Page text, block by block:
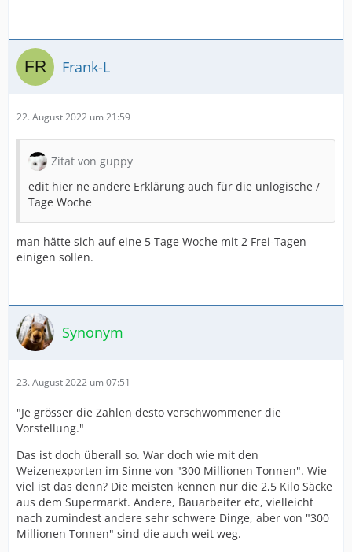
Frank-L
22. August 2022 um 21:59
Zitat von guppy
edit hier ne andere Erklärung auch für die unlogische /
Tage Woche
man hätte sich auf eine 5 Tage Woche mit 2 Frei-Tagen
einigen sollen.
Synonym
23. August 2022 um 07:51
"Je grösser die Zahlen desto verschwommener die
Vorstellung."
Das ist doch überall so. War doch wie mit den
Weizenexporten im Sinne von "300 Millionen Tonnen". Wie
viel ist das denn? Die meisten kennen nur die 2,5 Kilo Säcke
aus dem Supermarkt. Andere, Bauarbeiter etc, vielleicht
nach zumindest andere sehr schwere Dinge, aber von "300
Millionen Tonnen" sind die auch weit weg.